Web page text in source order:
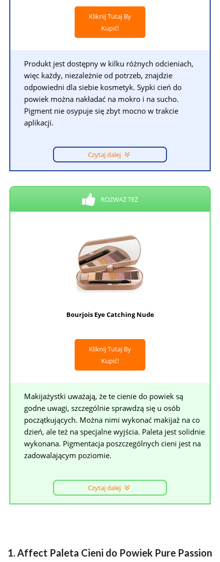
Kliknij Tutaj By
Kupić!
Produkt jest dostępny w kilku różnych odcieniach,
więc każdy, niezależnie od potrzeb, znajdzie
odpowiedni dla siebie kosmetyk. Sypki cień do
powiek można nakładać na mokro i na sucho.
Pigment nie osypuje się zbyt mocno w trakcie
aplikacji.
Czytaj dalej
ROZWAŻ TEŻ
Bourjois Eye Catching Nude
Kliknij Tutaj By
Kupić!
Makijażystki uważają, że te cienie do powiek są
godne uwagi, szczególnie sprawdzą się u osób
początkujących. Można nimi wykonać makijaż na co
dzień, ale też na specjalne wyjścia. Paleta jest solidnie
wykonana. Pigmentacja poszczególnych cieni jest na
zadowalającym poziomie.
Czytaj dalej
1. Affect Paleta Cieni do Powiek Pure Passion